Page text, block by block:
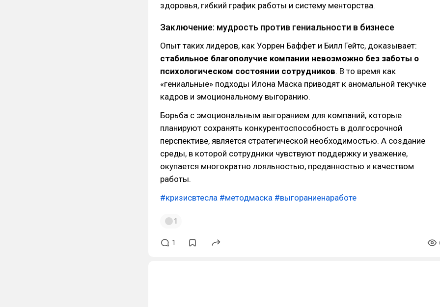
здоровья, гибкий график работы и систему менторства.
Заключение: мудрость против гениальности в бизнесе
Опыт таких лидеров, как Уоррен Баффет и Билл Гейтс, доказывает:
стабильное благополучие компании невозможно без заботы о
психологическом состоянии сотрудников. В то время как
«гениальные» подходы Илона Маска приводят к аномальной текучке
кадров и эмоциональному выгоранию.
Борьба с эмоциональным выгоранием для компаний, которые
планируют сохранять конкурентоспособность в долгосрочной
перспективе, является стратегической необходимостью. А создание
среды, в которой сотрудники чувствуют поддержку и уважение,
окупается многократно лояльностью, преданностью и качеством
работы.
#кризисвтесла #методмаска #выгораниенаработе
1
1